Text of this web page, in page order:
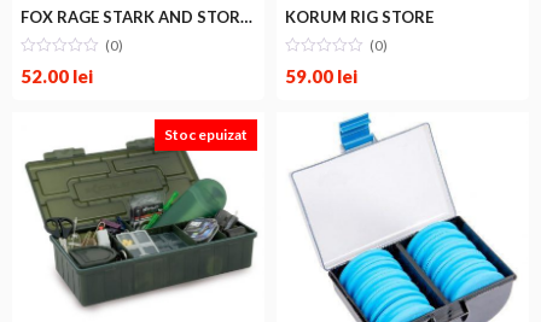
FOX RAGE STARK AND STORE BOX
(0)
52.00 lei
KORUM RIG STORE
(0)
59.00 lei
Stoc epuizat